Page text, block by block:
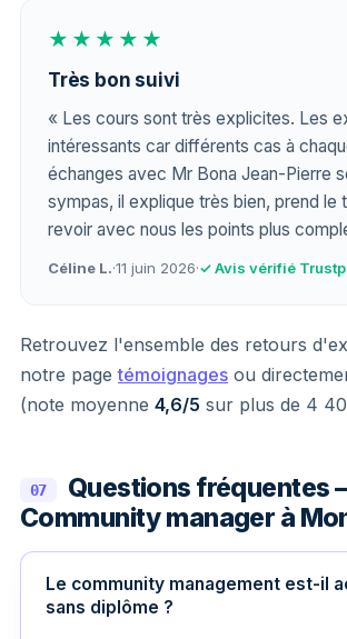
★★★★★
Très bon suivi
« Les cours sont très explicites. Les
intéressants car différents cas à
échanges avec Mr Bona Jean-Pierre
sympas, il explique très bien, prend le
revoir avec nous les points plus
Céline L.·11 juin 2026·✓ Avis vérifié
Retrouvez l'ensemble des retours
notre pagetémoignages ou
(note moyenne 4,6/5 sur plus de 4
07
Questions fréquentes
Community manager à
Le community management est-il
sans diplôme ?